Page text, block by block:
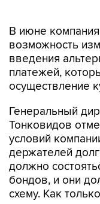
введения
платежей,
осуществление
Генеральный
условий
держателей
должно
бондов, и они
схему. Как
приступить к
журналистам.